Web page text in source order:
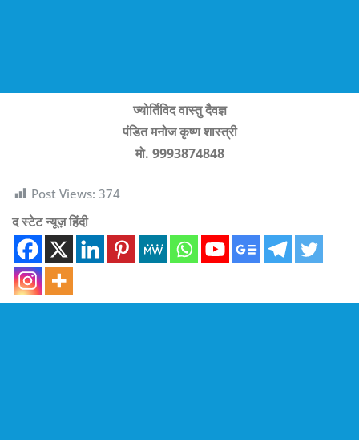
ज्योर्तिविद वास्तु दैवज्ञ
पंडित मनोज कृष्ण शास्त्री
मो. 9993874848
Post Views: 374
द स्टेट न्यूज़ हिंदी